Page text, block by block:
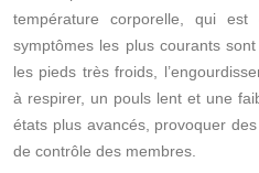
température corporelle, qui
symptômes les plus courants
les pieds très froids,
à respirer, un pouls lent et une
états plus avancés, provoquer
de contrôle des membres.